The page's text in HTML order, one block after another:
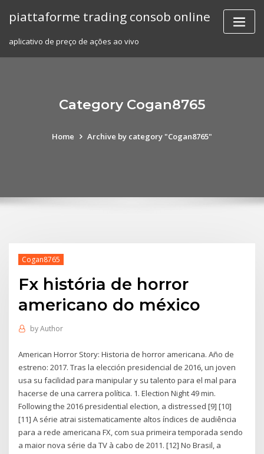
piattaforme trading consob online
aplicativo de preço de ações ao vivo
Category Cogan8765
Home Archive by category "Cogan8765"
Cogan8765
Fx história de horror
americano do méxico
byAuthor
American Horror Story: Historia de horror americana. Año de
estreno: 2017. Tras la elección presidencial de 2016, un joven
usa su facilidad para manipular y su talento para el mal para
hacerse de una carrera política. 1. Election Night 49 min.
Following the 2016 presidential election, a distressed [9] [10]
[11] A série atrai sistematicamente altos índices de audiência
para a rede americana FX, com sua primeira temporada sendo
a maior nova série da TV à cabo de 2011. [12] No Brasil, a